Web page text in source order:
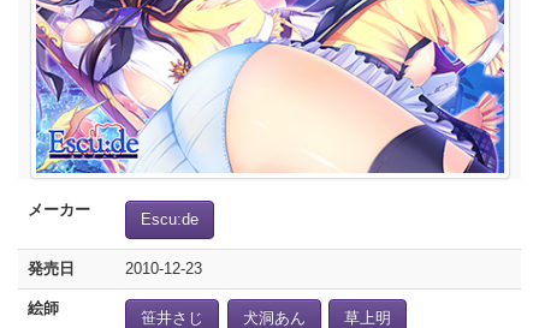
メーカー
Escu:de
発売日 2010-12-23
絵師
笹井さじ 犬洞あん 草上明